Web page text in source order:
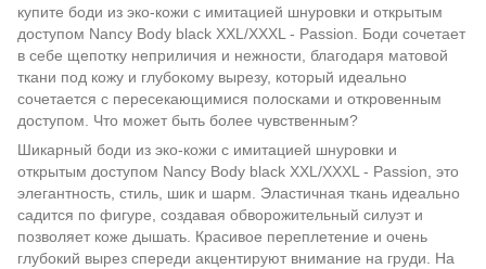
купите боди из эко-кожи с имитацией шнуровки и открытым
доступом Nancy Body black XXL/XXXL - Passion. Боди сочетает
в себе щепотку неприличия и нежности, благодаря матовой
ткани под кожу и глубокому вырезу, который идеально
сочетается с пересекающимися полосками и откровенным
доступом. Что может быть более чувственным?
Шикарный боди из эко-кожи с имитацией шнуровки и
открытым доступом Nancy Body black XXL/XXXL - Passion, это
элегантность, стиль, шик и шарм. Эластичная ткань идеально
садится по фигуре, создавая обворожительный силуэт и
позволяет коже дышать. Красивое переплетение и очень
глубокий вырез спереди акцентируют внимание на груди. На